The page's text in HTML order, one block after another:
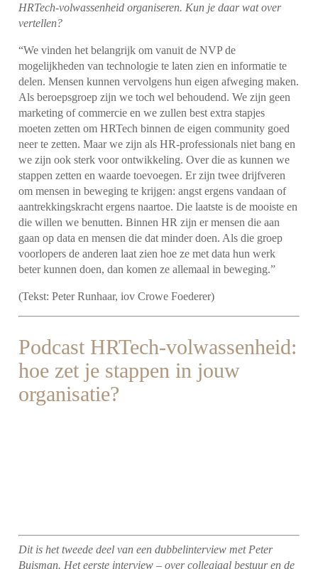
HRTech-volwassenheid organiseren. Kun je daar wat over
vertellen?
“We vinden het belangrijk om vanuit de NVP de
mogelijkheden van technologie te laten zien en informatie te
delen. Mensen kunnen vervolgens hun eigen afweging maken.
Als beroepsgroep zijn we toch wel behoudend. We zijn geen
marketing of commercie en we zullen best extra stapjes
moeten zetten om HRTech binnen de eigen community goed
neer te zetten. Maar we zijn als HR-professionals niet bang en
we zijn ook sterk voor ontwikkeling. Over die as kunnen we
stappen zetten en waarde toevoegen. Er zijn twee drijfveren
om mensen in beweging te krijgen: angst ergens vandaan of
aantrekkingskracht ergens naartoe. Die laatste is de mooiste en
die willen we benutten. Binnen HR zijn er mensen die aan
gaan op data en mensen die dat minder doen. Als die groep
voorlopers de anderen laat zien hoe ze met data hun werk
beter kunnen doen, dan komen ze allemaal in beweging.”
(Tekst: Peter Runhaar, iov Crowe Foederer)
Podcast HRTech-volwassenheid:
hoe zet je stappen in jouw
organisatie?
Dit is het tweede deel van een dubbelinterview met Peter
Buisman. Het eerste interview – over collegiaal bestuur en de